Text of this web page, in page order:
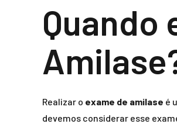
Quando
Realizar o exame de amilase é
devemos considerar esse